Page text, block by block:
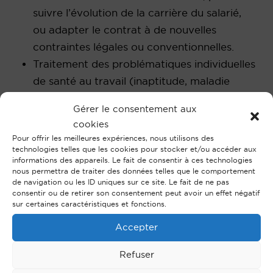
Gérer le consentement aux
cookies
Pour offrir les meilleures expériences, nous utilisons des
technologies telles que les cookies pour stocker et/ou accéder aux
informations des appareils. Le fait de consentir à ces technologies
nous permettra de traiter des données telles que le comportement
de navigation ou les ID uniques sur ce site. Le fait de ne pas
consentir ou de retirer son consentement peut avoir un effet négatif
sur certaines caractéristiques et fonctions.
Accepter
Refuser
suivre l’évolution de la carrière du salarié,
ou adapter le contrat à de nouvelles
contraintes légales ou conventionnelles.
Traitement des problématiques individuelles
de santé au travail (inaptitude, maladie
harcèlement, souffrance au travail).
stratégie pré-contentieuse: anticiper les
conflits ou les désamorcer, protéger
l’employeur si le conflit ne peut être évité
(rédaction des courriers, mise en œuvre des
mesures disciplinaires)